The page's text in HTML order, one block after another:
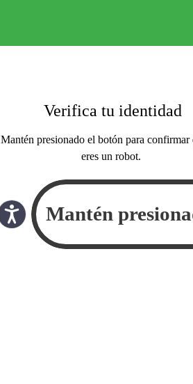
Verifica tu identidad
Mantén presionado el botón para confirmar
eres un robot.